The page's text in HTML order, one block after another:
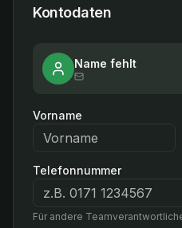
Kontodaten
Name fehlt
Vorname
Telefonnummer
Für andere